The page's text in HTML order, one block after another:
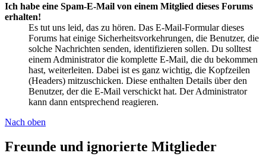
Ich habe eine Spam-E-Mail von einem Mitglied dieses Forums
erhalten!
Es tut uns leid, das zu hören. Das E-Mail-Formular dieses
Forums hat einige Sicherheitsvorkehrungen, die Benutzer, die
solche Nachrichten senden, identifizieren sollen. Du solltest
einem Administrator die komplette E-Mail, die du bekommen
hast, weiterleiten. Dabei ist es ganz wichtig, die Kopfzeilen
(Headers) mitzuschicken. Diese enthalten Details über den
Benutzer, der die E-Mail verschickt hat. Der Administrator
kann dann entsprechend reagieren.
Nach oben
Freunde und ignorierte Mitglieder